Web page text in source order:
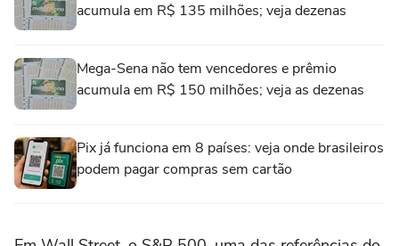
acumula em R$ 135 milhões; veja dezenas
Mega-Sena não tem vencedores e prêmio
acumula em R$ 150 milhões; veja as dezenas
Pix já funciona em 8 países: veja onde brasileiros
podem pagar compras sem cartão